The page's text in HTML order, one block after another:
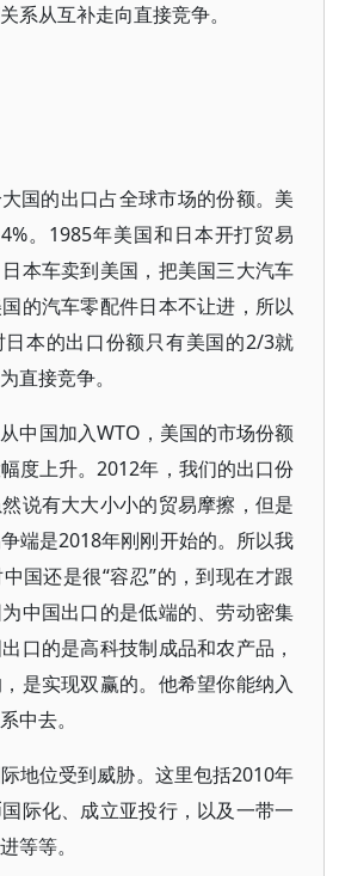
系从互补走向直接竞争。
国的出口占全球市场的份额。美
。1985年美国和日本开打贸易
本车卖到美国，把美国三大汽车
的汽车零配件日本不让进，所以
本的出口份额只有美国的2/3就
直接竞争。
中国加入WTO，美国的市场份额
度上升。2012年，我们的出口份
说有大大小小的贸易摩擦，但是
端是2018年刚刚开始的。所以我
国还是很“容忍”的，到现在才跟
中国出口的是低端的、劳动密集
口的是高科技制成品和农产品，
是实现双赢的。他希望你能纳入
中去。
地位受到威胁。这里包括2010年
际化、成立亚投行，以及一带一
等等。